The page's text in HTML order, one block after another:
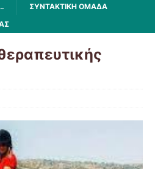
ΣΥΝΤΑΚΤΙΚΗ ΟΜΑΔΑ